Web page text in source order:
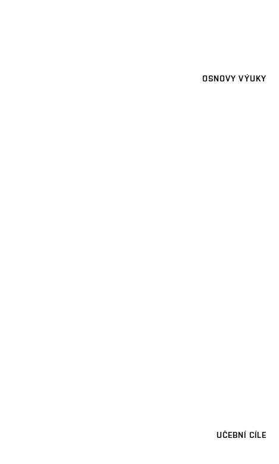
OSNOVY VÝUKY
UČEBNÍ CÍLE